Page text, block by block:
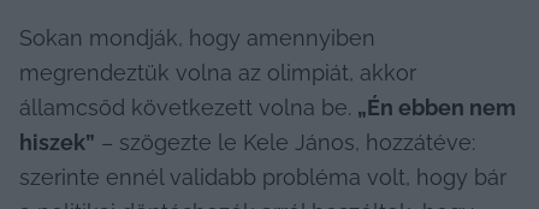
Sokan mondják, hogy amennyiben
megrendeztük volna az olimpiát, akkor
államcsőd következett volna be. „Én ebben nem
hiszek” – szögezte le Kele János, hozzátéve:
szerinte ennél validabb probléma volt, hogy bár